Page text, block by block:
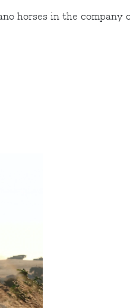
horses in the company